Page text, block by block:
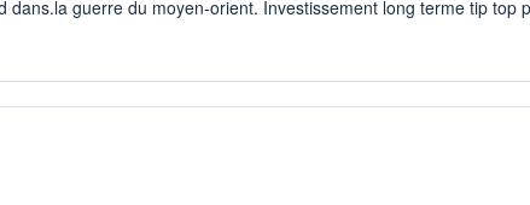
guerre du moyen-orient. Investissement long terme tip top